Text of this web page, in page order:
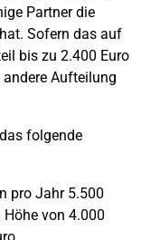
Partner die
Sofern das auf
bis zu 2.400 Euro
Aufteilung
folgende
pro Jahr 5.500
von 4.000